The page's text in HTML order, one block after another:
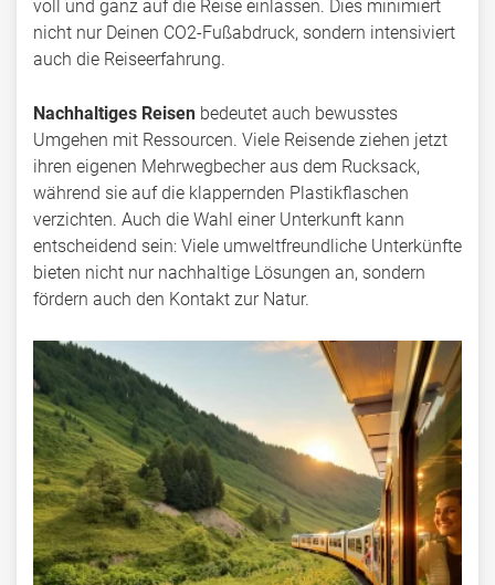
voll und ganz auf die Reise einlassen. Dies minimiert
nicht nur Deinen CO2-Fußabdruck, sondern intensiviert
auch die Reiseerfahrung.
Nachhaltiges Reisen bedeutet auch bewusstes
Umgehen mit Ressourcen. Viele Reisende ziehen jetzt
ihren eigenen Mehrwegbecher aus dem Rucksack,
während sie auf die klappernden Plastikflaschen
verzichten. Auch die Wahl einer Unterkunft kann
entscheidend sein: Viele umweltfreundliche Unterkünfte
bieten nicht nur nachhaltige Lösungen an, sondern
fördern auch den Kontakt zur Natur.